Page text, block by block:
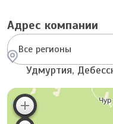
Адрес компании
Все регионы
Удмуртия,